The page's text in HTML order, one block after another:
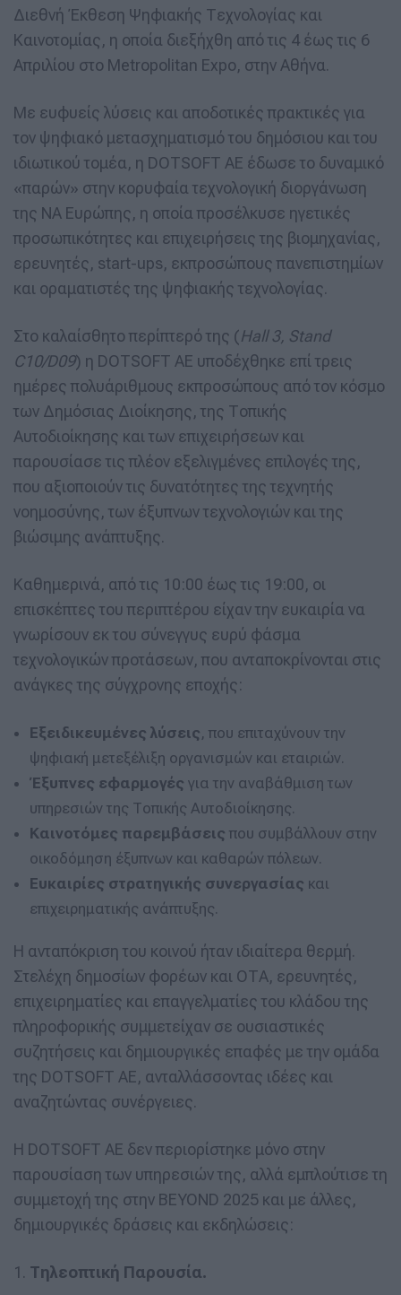
Διεθνή Έκθεση Ψηφιακής Τεχνολογίας και
Καινοτομίας, η οποία διεξήχθη από τις 4 έως τις 6
Απριλίου στο Metropolitan Expo, στην Αθήνα.
Με ευφυείς λύσεις και αποδοτικές πρακτικές για
τον ψηφιακό μετασχηματισμό του δημόσιου και του
ιδιωτικού τομέα, η DOTSOFT AE έδωσε το δυναμικό
«παρών» στην κορυφαία τεχνολογική διοργάνωση
της ΝΑ Ευρώπης, η οποία προσέλκυσε ηγετικές
προσωπικότητες και επιχειρήσεις της βιομηχανίας,
ερευνητές, start-ups, εκπροσώπους πανεπιστημίων
και οραματιστές της ψηφιακής τεχνολογίας.
Στο καλαίσθητο περίπτερό της (Hall 3, Stand
C10/D09) η DOTSOFT ΑΕ υποδέχθηκε επί τρεις
ημέρες πολυάριθμους εκπροσώπους από τον κόσμο
των Δημόσιας Διοίκησης, της Τοπικής
Αυτοδιοίκησης και των επιχειρήσεων και
παρουσίασε τις πλέον εξελιγμένες επιλογές της,
που αξιοποιούν τις δυνατότητες της τεχνητής
νοημοσύνης, των έξυπνων τεχνολογιών και της
βιώσιμης ανάπτυξης.
Καθημερινά, από τις 10:00 έως τις 19:00, οι
επισκέπτες του περιπτέρου είχαν την ευκαιρία να
γνωρίσουν εκ του σύνεγγυς ευρύ φάσμα
τεχνολογικών προτάσεων, που ανταποκρίνονται στις
ανάγκες της σύγχρονης εποχής:
Εξειδικευμένες λύσεις, που επιταχύνουν την
ψηφιακή μετεξέλιξη οργανισμών και εταιριών.
Έξυπνες εφαρμογές για την αναβάθμιση των
υπηρεσιών της Τοπικής Αυτοδιοίκησης.
Καινοτόμες παρεμβάσεις που συμβάλλουν στην
οικοδόμηση έξυπνων και καθαρών πόλεων.
Ευκαιρίες στρατηγικής συνεργασίας και
επιχειρηματικής ανάπτυξης.
Η ανταπόκριση του κοινού ήταν ιδιαίτερα θερμή.
Στελέχη δημοσίων φορέων και ΟΤΑ, ερευνητές,
επιχειρηματίες και επαγγελματίες του κλάδου της
πληροφορικής συμμετείχαν σε ουσιαστικές
συζητήσεις και δημιουργικές επαφές με την ομάδα
της DOTSOFT AE, ανταλλάσσοντας ιδέες και
αναζητώντας συνέργειες.
Η DOTSOFT ΑΕ δεν περιορίστηκε μόνο στην
παρουσίαση των υπηρεσιών της, αλλά εμπλούτισε τη
συμμετοχή της στην BEYOND 2025 και με άλλες,
δημιουργικές δράσεις και εκδηλώσεις:
1. Τηλεοπτική Παρουσία.